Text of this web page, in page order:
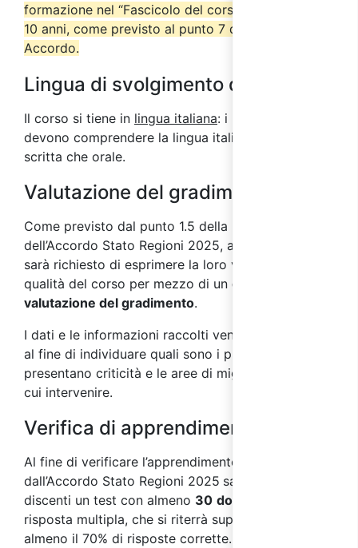
formazione nel “Fascicolo del corso” per almeno
10 anni, come previsto al punto 7 del suddetto
Accordo.
Lingua di svolgimento del corso
Il corso si tiene in lingua italiana: i partecipanti
devono comprendere la lingua italiana sia in forma
scritta che orale.
Valutazione del gradimento
Come previsto dal punto 1.5 della parte IV
dell’Accordo Stato Regioni 2025, ai partecipanti
sarà richiesto di esprimere la loro valutazione sulla
qualità del corso per mezzo di un questionario di
valutazione del gradimento.
I dati e le informazioni raccolti vengono analizzati
al fine di individuare quali sono i processi che
presentano criticità e le aree di miglioramento su
cui intervenire.
Verifica di apprendimento
Al fine di verificare l’apprendimento, come previsto
dall’Accordo Stato Regioni 2025 sarà sottoposto ai
discenti un test con almeno 30 domande
risposta multipla, che si riterrà superato con
almeno il 70% di risposte corrette. Nei corsi svolti